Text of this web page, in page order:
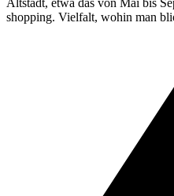
Altstadt, etwa das von Mai bis
shopping. Vielfalt, wohin man